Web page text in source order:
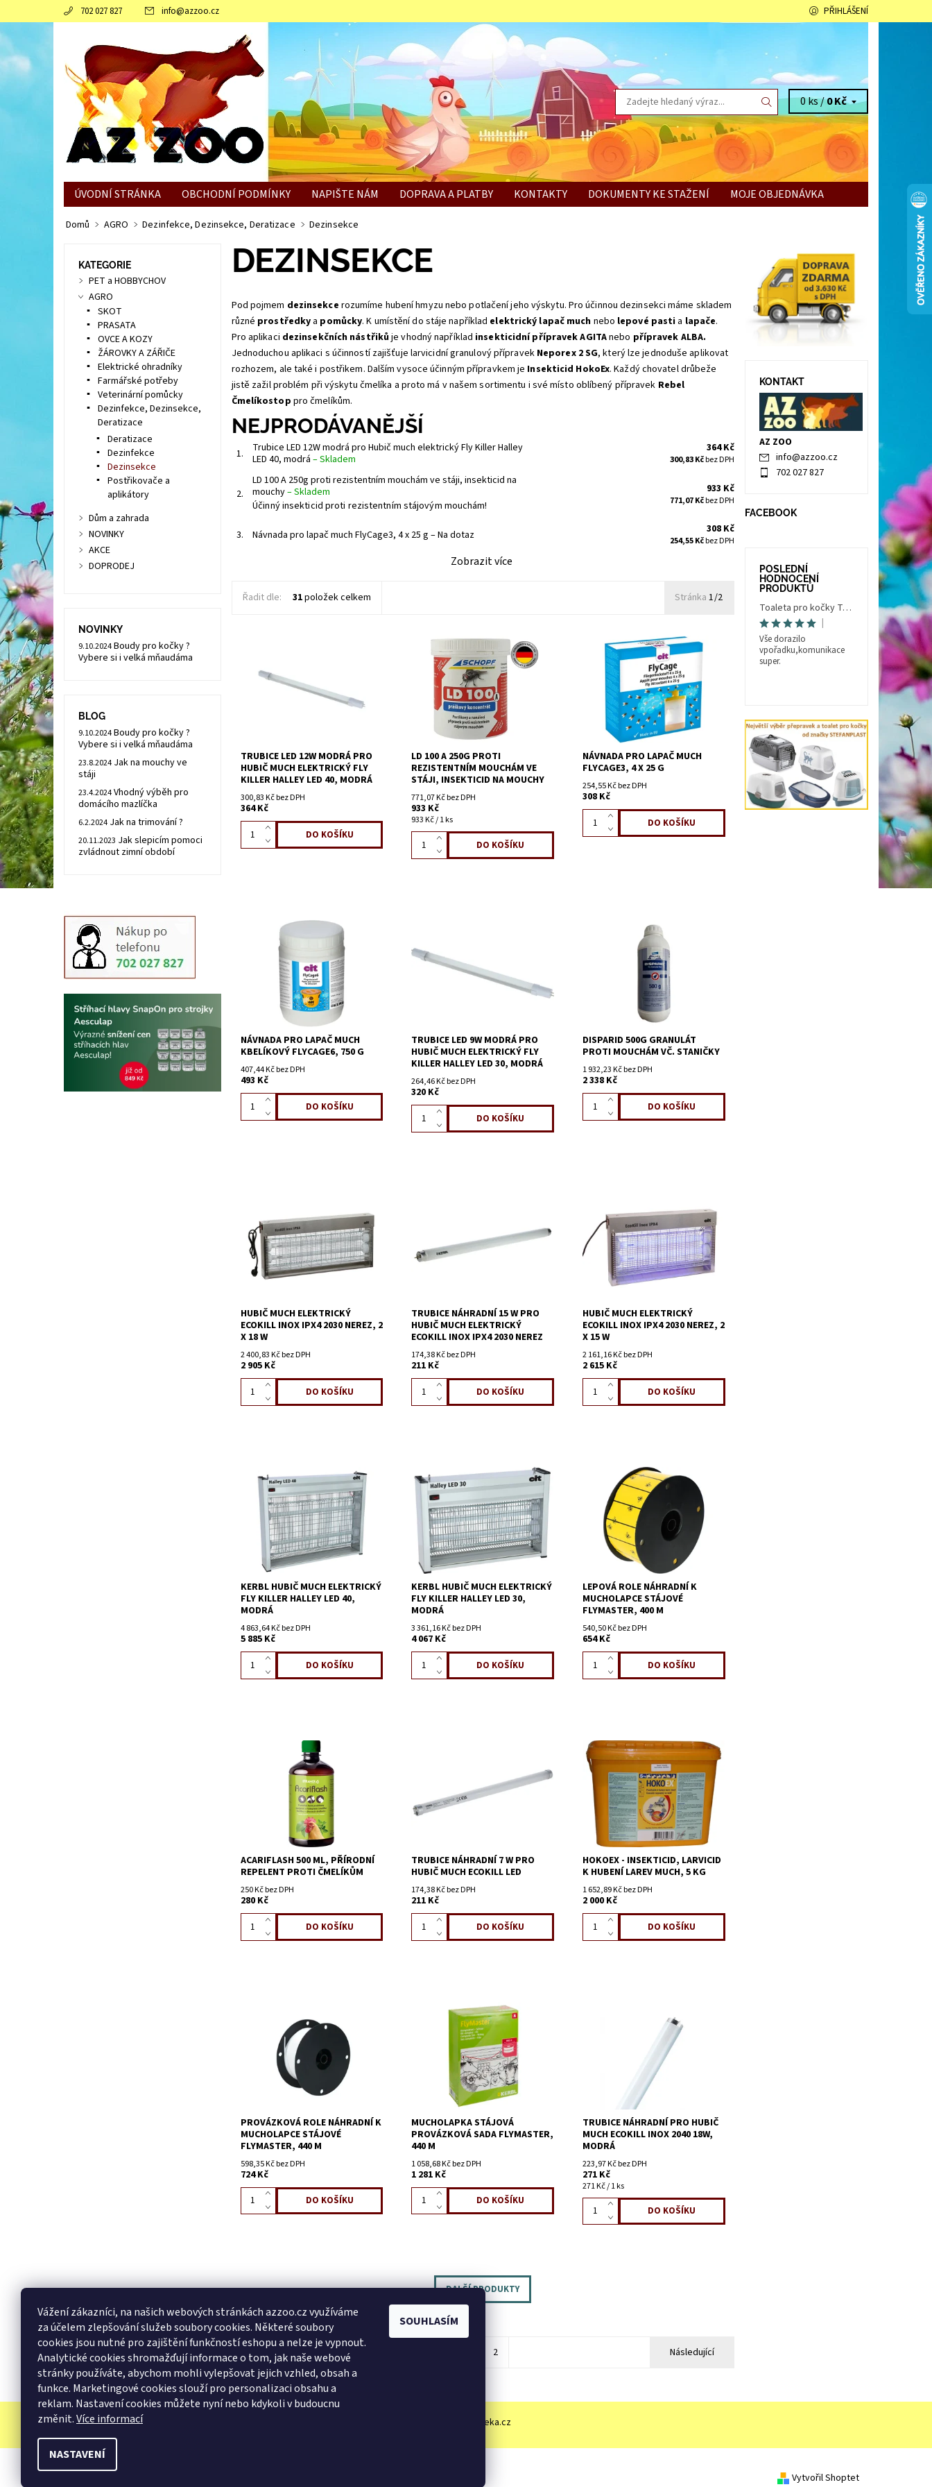
702 027 827 info@azzoo.cz PŘIHLÁŠENÍ
0 ks /0 Kč
ÚVODNÍ STRÁNKA OBCHODNÍ PODMÍNKY NAPIŠTE NÁM DOPRAVA A PLATBY KONTAKTY DOKUMENTY KE STAŽENÍ
MOJE OBJEDNÁVKA
JAK SLEPICÍM POMOCI ZVLÁDNOUT ZIMNÍ OBDOBÍ
Domů AGRO Dezinfekce, Dezinsekce, Deratizace Dezinsekce
DEZINSEKCE
Pod pojmem dezinsekce rozumíme hubení hmyzu nebo potlačení jeho výskytu. Pro účinnou dezinsekci máme skladem
různé prostředky a pomůcky. K umístění do stáje například elektrický lapač much nebo lepové pasti a lapače.
Pro aplikaci dezinsekčních nástřikůje vhodný například insekticidní přípravek AGITAnebo přípravek ALBA.
Jednoduchou aplikaci s účinností zajišťuje larvicidní granulový přípravek Neporex 2 SG, který lze jednoduše aplikovat
rozhozem, ale také i postřikem. Dalším vysoce účinným přípravkem je Insekticid HokoEx. Každý chovatel drůbeže
jistě zažil problém při výskytu čmelíka a proto má v našem sortimentu i své místo oblíbený přípravek Rebel
Čmelíkostop pro čmelíkům.
NEJPRODÁVANĚJŠÍ
1.
Trubice LED 12W modrá pro Hubič much elektrický Fly Killer Halley
LED 40, modrá–Skladem
364 Kč
300,83 Kčbez DPH
2.
LD 100 A 250g proti rezistentním mouchám ve stáji, insekticid na
mouchy–Skladem
Účinný insekticid proti rezistentním stájovým mouchám!
933 Kč
771,07 Kčbez DPH
3. Návnada pro lapač much FlyCage3, 4 x 25 g–Na dotaz 308 Kč
254,55 Kčbez DPH
Zobrazit více
Řadit dle: 31položek celkem Stránka 1/2
TRUBICE LED 12W MODRÁ PRO
HUBIČ MUCH ELEKTRICKÝ FLY
KILLER HALLEY LED 40, MODRÁ
300,83 Kč bez DPH
364 Kč
LD 100 A 250G PROTI
REZISTENTNÍM MOUCHÁM VE
STÁJI, INSEKTICID NA MOUCHY
771,07 Kč bez DPH
933 Kč
933 Kč / 1 ks
NÁVNADA PRO LAPAČ MUCH
FLYCAGE3, 4 X 25 G
254,55 Kč bez DPH
308 Kč
NÁVNADA PRO LAPAČ MUCH
KBELÍKOVÝ FLYCAGE6, 750 G
407,44 Kč bez DPH
493 Kč
TRUBICE LED 9W MODRÁ PRO
HUBIČ MUCH ELEKTRICKÝ FLY
KILLER HALLEY LED 30, MODRÁ
264,46 Kč bez DPH
320 Kč
DISPARID 500G GRANULÁT
PROTI MOUCHÁM VČ. STANIČKY
1 932,23 Kč bez DPH
2 338 Kč
HUBIČ MUCH ELEKTRICKÝ
ECOKILL INOX IPX4 2030 NEREZ, 2
X 18 W
2 400,83 Kč bez DPH
2 905 Kč
TRUBICE NÁHRADNÍ 15 W PRO
HUBIČ MUCH ELEKTRICKÝ
ECOKILL INOX IPX4 2030 NEREZ
174,38 Kč bez DPH
211 Kč
HUBIČ MUCH ELEKTRICKÝ
ECOKILL INOX IPX4 2030 NEREZ, 2
X 15 W
2 161,16 Kč bez DPH
2 615 Kč
KERBL HUBIČ MUCH ELEKTRICKÝ
FLY KILLER HALLEY LED 40,
MODRÁ
4 863,64 Kč bez DPH
5 885 Kč
KERBL HUBIČ MUCH ELEKTRICKÝ
FLY KILLER HALLEY LED 30,
MODRÁ
3 361,16 Kč bez DPH
4 067 Kč
LEPOVÁ ROLE NÁHRADNÍ K
MUCHOLAPCE STÁJOVÉ
FLYMASTER, 400 M
540,50 Kč bez DPH
654 Kč
ACARIFLASH 500 ML, PŘÍRODNÍ
REPELENT PROTI ČMELÍKŮM
250 Kč bez DPH
280 Kč
TRUBICE NÁHRADNÍ 7 W PRO
HUBIČ MUCH ECOKILL LED
174,38 Kč bez DPH
211 Kč
HOKOEX - INSEKTICID, LARVICID
K HUBENÍ LAREV MUCH, 5 KG
1 652,89 Kč bez DPH
2 000 Kč
PROVÁZKOVÁ ROLE NÁHRADNÍ K
MUCHOLAPCE STÁJOVÉ
FLYMASTER, 440 M
598,35 Kč bez DPH
724 Kč
MUCHOLAPKA STÁJOVÁ
PROVÁZKOVÁ SADA FLYMASTER,
440 M
1 058,68 Kč bez DPH
1 281 Kč
TRUBICE NÁHRADNÍ PRO HUBIČ
MUCH ECOKILL INOX 2040 18W,
MODRÁ
223,97 Kč bez DPH
271 Kč
271 Kč / 1 ks
DALŠÍ PRODUKTY
Následující
2
KATEGORIE
PET a HOBBYCHOV
AGRO
SKOT
PRASATA
OVCE A KOZY
ŽÁROVKY A ZÁŘIČE
Elektrické ohradníky
Farmářské potřeby
Veterinární pomůcky
Dezinfekce, Dezinsekce,
Deratizace
Deratizace
Dezinfekce
Dezinsekce
Postřikovače a
aplikátory
Dům a zahrada
NOVINKY
AKCE
DOPRODEJ
NOVINKY
9.10.2024Boudy pro kočky ?
Vybere si i velká mňaudáma
BLOG
9.10.2024Boudy pro kočky ?
Vybere si i velká mňaudáma
23.8.2024 Jak na mouchy ve
stáji
23.4.2024Vhodný výběh pro
domácího mazlíčka
6.2.2024 Jak na trimování ?
20.11.2023 Jak slepicím pomoci
zvládnout zimní období
KONTAKT
AZ ZOO
info@azzoo.cz
702 027 827
FACEBOOK
POSLEDNÍ
HODNOCENÍ
PRODUKTŮ
Toaleta pro kočky Trés Chic Indoor Filter, krytá - kočičí WC s filtrem, holubí šedá/bílá
|
Vše dorazilo
vpořadku,komunikace
super.
Heureka.cz
Vytvořil Shoptet
Vážení zákazníci, na našich webových stránkách azzoo.cz využíváme
za účelem zlepšování služeb soubory cookies. Některé soubory
cookies jsou nutné pro zajištění funkčností eshopu a nelze je vypnout.
Analytické cookies shromažďují informace o tom, jak naše webové
stránky používáte, abychom mohli vylepšovat jejich vzhled, obsah a
funkce. Marketingové cookies slouží pro personalizaci obsahu a
reklam. Nastavení cookies můžete nyní nebo kdykoli v budoucnu
změnit.Více informací
NASTAVENÍ
SOUHLASÍM